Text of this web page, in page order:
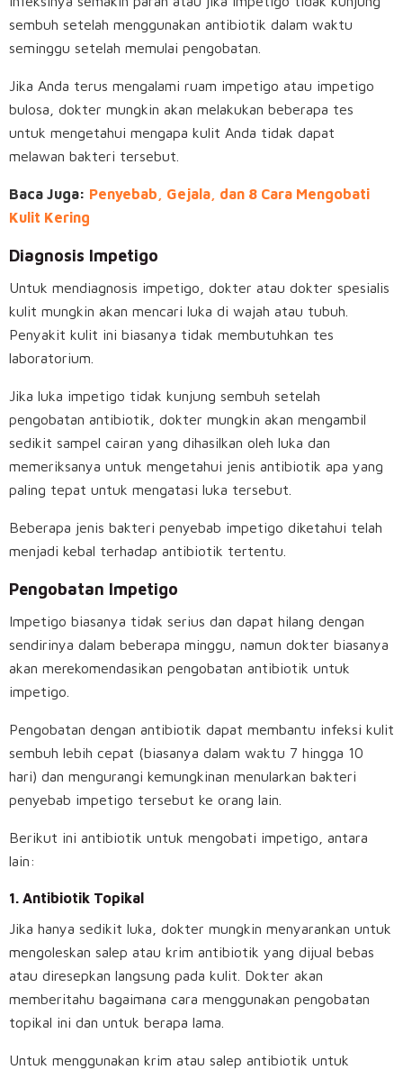
sembuh setelah menggunakan antibiotik dalam waktu
seminggu setelah memulai pengobatan.
Jika Anda terus mengalami ruam impetigo atau impetigo
bulosa, dokter mungkin akan melakukan beberapa tes
untuk mengetahui mengapa kulit Anda tidak dapat
melawan bakteri tersebut.
Baca Juga: Penyebab, Gejala, dan 8 Cara Mengobati
Kulit Kering
Diagnosis Impetigo
Untuk mendiagnosis impetigo, dokter atau dokter spesialis
kulit mungkin akan mencari luka di wajah atau tubuh.
Penyakit kulit ini biasanya tidak membutuhkan tes
laboratorium.
Jika luka impetigo tidak kunjung sembuh setelah
pengobatan antibiotik, dokter mungkin akan mengambil
sedikit sampel cairan yang dihasilkan oleh luka dan
memeriksanya untuk mengetahui jenis antibiotik apa yang
paling tepat untuk mengatasi luka tersebut.
Beberapa jenis bakteri penyebab impetigo diketahui telah
menjadi kebal terhadap antibiotik tertentu.
Pengobatan Impetigo
Impetigo biasanya tidak serius dan dapat hilang dengan
sendirinya dalam beberapa minggu, namun dokter biasanya
akan merekomendasikan pengobatan antibiotik untuk
impetigo.
Pengobatan dengan antibiotik dapat membantu infeksi kulit
sembuh lebih cepat (biasanya dalam waktu 7 hingga 10
hari) dan mengurangi kemungkinan menularkan bakteri
penyebab impetigo tersebut ke orang lain.
Berikut ini antibiotik untuk mengobati impetigo, antara
lain:
1. Antibiotik Topikal
Jika hanya sedikit luka, dokter mungkin menyarankan untuk
mengoleskan salep atau krim antibiotik yang dijual bebas
atau diresepkan langsung pada kulit. Dokter akan
memberitahu bagaimana cara menggunakan pengobatan
topikal ini dan untuk berapa lama.
Untuk menggunakan krim atau salep antibiotik untuk